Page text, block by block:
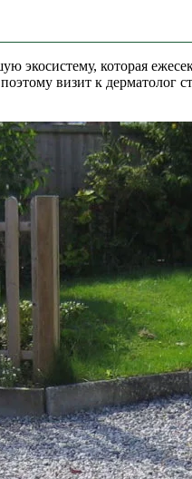
экосистему, которая
визит к дерматолог